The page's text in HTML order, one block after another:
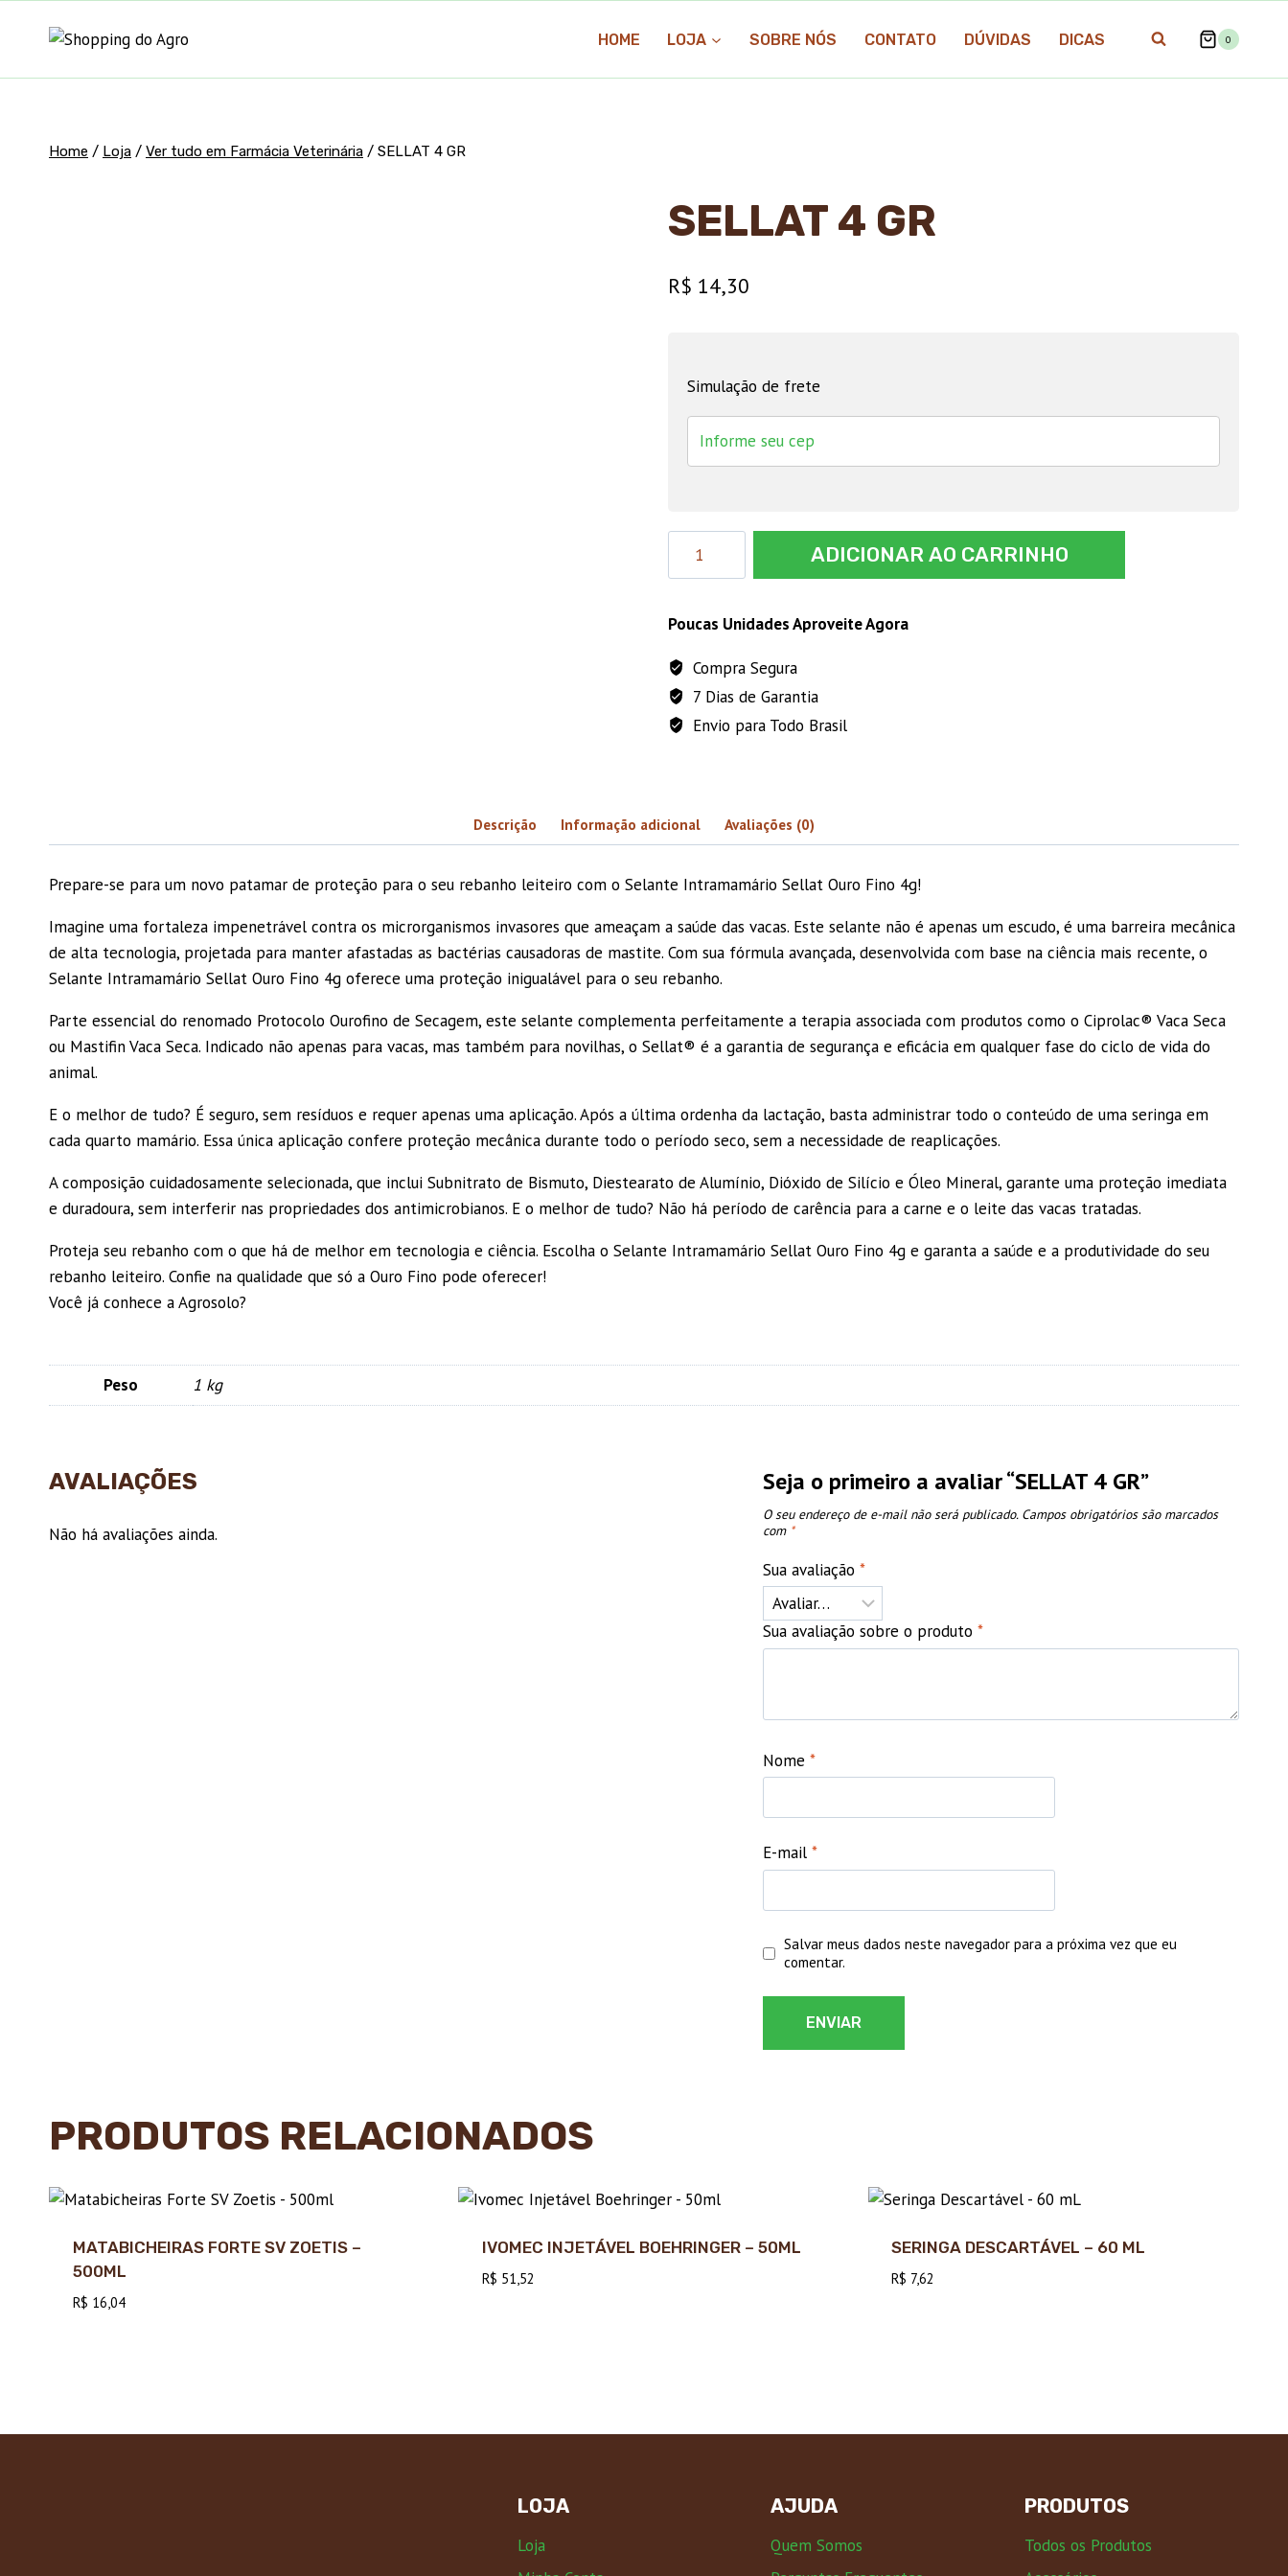
HOME LOJA SOBRE NÓS CONTATO DÚVIDAS DICAS 0
Home / Loja / Ver tudo em Farmácia Veterinária / SELLAT 4 GR
SELLAT 4 GR
R$ 14,30
Simulação de frete
quantidade
ADICIONAR AO CARRINHO
Poucas Unidades Aproveite Agora
Compra Segura
7 Dias de Garantia
Envio para Todo Brasil
Descrição Informação adicional Avaliações (0)
Prepare-se para um novo patamar de proteção para o seu rebanho leiteiro com o Selante Intramamário Sellat Ouro Fino 4g!
Imagine uma fortaleza impenetrável contra os microrganismos invasores que ameaçam a saúde das vacas. Este selante não é apenas um escudo, é uma barreira mecânica
de alta tecnologia, projetada para manter afastadas as bactérias causadoras de mastite. Com sua fórmula avançada, desenvolvida com base na ciência mais recente, o
Selante Intramamário Sellat Ouro Fino 4g oferece uma proteção inigualável para o seu rebanho.
Parte essencial do renomado Protocolo Ourofino de Secagem, este selante complementa perfeitamente a terapia associada com produtos como o Ciprolac® Vaca Seca
ou Mastifin Vaca Seca. Indicado não apenas para vacas, mas também para novilhas, o Sellat® é a garantia de segurança e eficácia em qualquer fase do ciclo de vida do
animal.
E o melhor de tudo? É seguro, sem resíduos e requer apenas uma aplicação. Após a última ordenha da lactação, basta administrar todo o conteúdo de uma seringa em
cada quarto mamário. Essa única aplicação confere proteção mecânica durante todo o período seco, sem a necessidade de reaplicações.
A composição cuidadosamente selecionada, que inclui Subnitrato de Bismuto, Diestearato de Alumínio, Dióxido de Silício e Óleo Mineral, garante uma proteção imediata
e duradoura, sem interferir nas propriedades dos antimicrobianos. E o melhor de tudo? Não há período de carência para a carne e o leite das vacas tratadas.
Proteja seu rebanho com o que há de melhor em tecnologia e ciência. Escolha o Selante Intramamário Sellat Ouro Fino 4g e garanta a saúde e a produtividade do seu
rebanho leiteiro. Confie na qualidade que só a Ouro Fino pode oferecer!
Você já conhece a Agrosolo?
Peso 1 kg
AVALIAÇÕES
Não há avaliações ainda.
Seja o primeiro a avaliar “SELLAT 4 GR”
O seu endereço de e-mail não será publicado. Campos obrigatórios são marcados
com *
Sua avaliação*
Sua avaliação sobre o produto*
Nome*
E-mail*
Salvar meus dados neste navegador para a próxima vez que eu
comentar.
PRODUTOS RELACIONADOS
MATABICHEIRAS FORTE SV ZOETIS –
500ML
R$ 16,04
IVOMEC INJETÁVEL BOEHRINGER – 50ML
R$ 51,52
SERINGA DESCARTÁVEL – 60 ML
R$ 7,62
LOJA
Loja
AJUDA
Quem Somos
PRODUTOS
Todos os Produtos